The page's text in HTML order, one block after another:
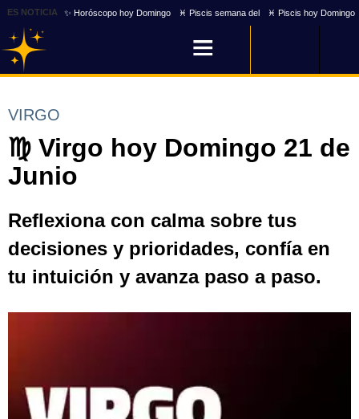
ES NOTICIA ✨ Horóscopo hoy Domingo ♓ Piscis semana del ♓ Piscis hoy Domingo
VIRGO
♍ Virgo hoy Domingo 21 de
Junio
Reflexiona con calma sobre tus
decisiones y prioridades, confía en
tu intuición y avanza paso a paso.